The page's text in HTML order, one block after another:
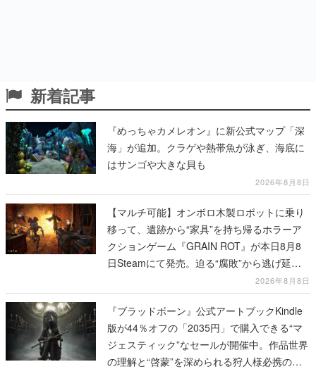
新着記事
『めっちゃカメレオン』に新公式マップ「深
海」が追加。クラゲや熱帯魚が泳ぎ、海底に
はサンゴや大きな貝も
2026年8月8日
【マルチ可能】オンボロ木製ロボットに乗り
移って、遺跡から“家具”を持ち帰るホラーア
クションゲーム『GRAIN ROT』が本日8月8
日Steamにて発売。迫る“腐敗”から逃げ延
2026年8月8日
『ブラッドボーン』公式アートブックKindle
版が44％オフの「2035円」で購入できる“マ
ジェスティック”なセールが開催中。作品世界
の理解と“啓蒙”を深められる狩人様必携の一